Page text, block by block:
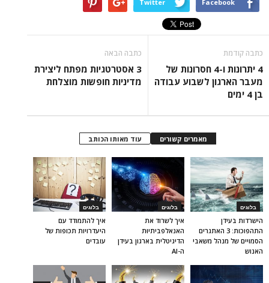
Facebook
Twitter
כתבה קודמת
4 יתרונות ו-4 חסרונות של
מעבר הארגון לשבוע עבודה
בן 4 ימים
כתבה הבאה
3 אסטרטגיות מפתח ליצירת
מדיניות חופשות מוצלחת
מאמרים קשורים עוד מאותו הכותב
בלוגים
איך להתמודד עם
היעדרויות תכופות של
עובדים
בלוגים
איך לשרוד את
האנאלפביתיוּת
הדיגיטלית בארגון בעידן
ה-AI
בלוגים
הישרדות בעידן
התהפוכות: 3 האתגרים
הסמויים של מנהל משאבי
האנוש